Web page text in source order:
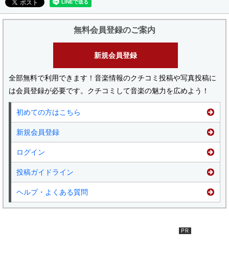
無料会員登録のご案内
新規会員登録
全部無料で利用できます！音楽情報のクチコミ投稿や写真投稿に
は会員登録が必要です。クチコミして音楽の魅力を広めよう！
初めての方はこちら
新規会員登録
ログイン
投稿ガイドライン
ヘルプ・よくある質問